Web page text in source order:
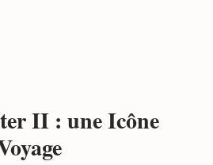
II : une Icône